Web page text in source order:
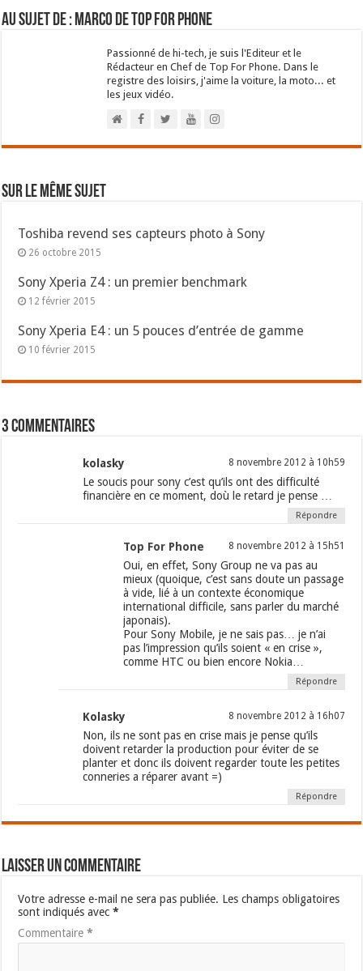
Au sujet de : Marco de Top For Phone
Passionné de hi-tech, je suis l'Editeur et le
Rédacteur en Chef de Top For Phone. Dans le
registre des loisirs, j'aime la voiture, la moto... et
les jeux vidéo.
Sur le même sujet
Toshiba revend ses capteurs photo à Sony
26 octobre 2015
Sony Xperia Z4 : un premier benchmark
12 février 2015
Sony Xperia E4 : un 5 pouces d’entrée de gamme
10 février 2015
3 commentaires
kolasky 8 novembre 2012 à 10h59
Le soucis pour sony c’est qu’ils ont des difficulté
financière en ce moment, doù le retard je pense …
Répondre
Top For Phone 8 novembre 2012 à 15h51
Oui, en effet, Sony Group ne va pas au
mieux (quoique, c’est sans doute un passage
à vide, lié à un contexte économique
international difficile, sans parler du marché
japonais).
Pour Sony Mobile, je ne sais pas… je n’ai
pas l’impression qu’ils soient « en crise »,
comme HTC ou bien encore Nokia…
Répondre
Kolasky 8 novembre 2012 à 16h07
Non, ils ne sont pas en crise mais je pense qu’ils
doivent retarder la production pour éviter de se
planter et donc ils doivent regarder toute les petites
conneries a réparer avant =)
Répondre
Laisser un commentaire
Votre adresse e-mail ne sera pas publiée. Les champs obligatoires
sont indiqués avec*
Commentaire*